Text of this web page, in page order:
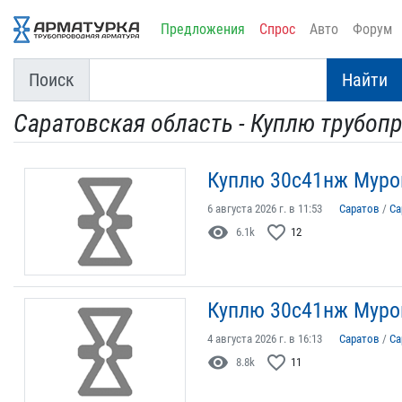
Предложения Спрос Авто Форум
Поиск Найти
Саратовская область - Куплю
Куплю 30с41нж
6 августа 2026 г. в 11:53 Саратов /
visibility 6.1k favorite_border 12
Куплю 30с41нж
4 августа 2026 г. в 16:13 Саратов /
visibility 8.8k favorite_border 11